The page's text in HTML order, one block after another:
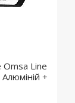
Omsa Line
+